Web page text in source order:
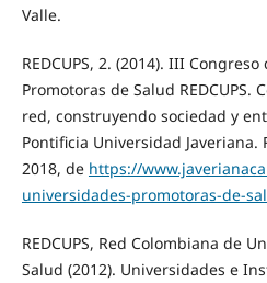
Valle.
REDCUPS, 2. (2014). III
Promotoras de Salud
red, construyendo sociedad y
Pontificia Universidad
2018, de https://
universidades-promotoras-de-
REDCUPS, Red Colombiana de
Salud (2012). Universidades e